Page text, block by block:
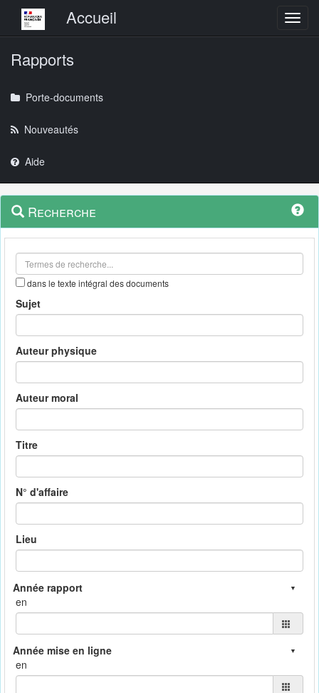
Menu principalAccueil
Rapports
Porte-documents
Nouveautés
Aide
Navigation
outils
Menu
contextuel
Recherche
dans le texte intégral des documents
Sujet
Auteur physique
Auteur moral
Titre
N° d'affaire
Lieu
en
en